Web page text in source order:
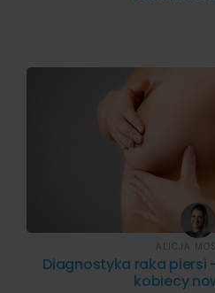
Diagnostyka raka piersi
kobiecy
ALICJA